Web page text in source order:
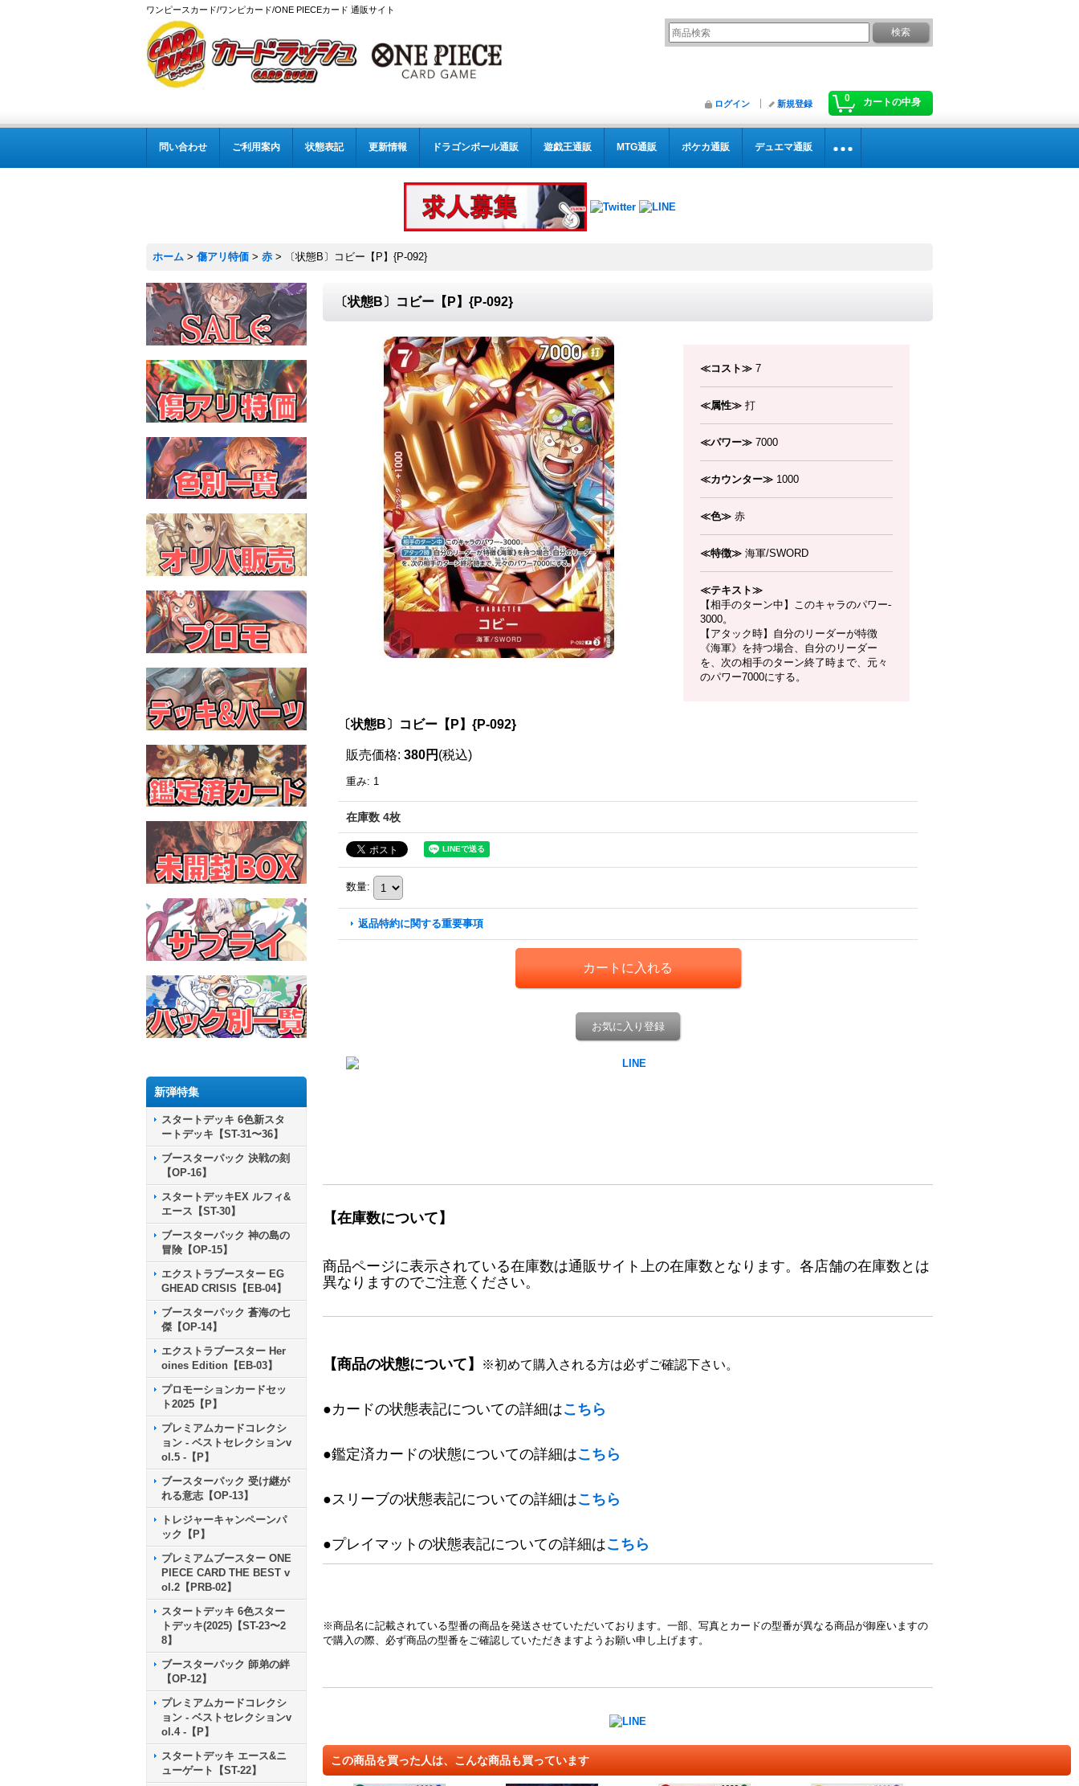
ワンピースカード/ワンピカード/ONE PIECEカード 通販サイト
0 カートの中身
ログイン 新規登録
問い合わせ ご利用案内 状態表記 更新情報 ドラゴンボール通販 遊戯王通販 MTG通販 ポケカ通販 デュエマ通販
ホーム > 傷アリ特価 > 赤 > 〔状態B〕コビー【P】{P-092}
新弾特集
スタートデッキ 6色新スタ
ートデッキ【ST-31〜36】
ブースターパック 決戦の刻
【OP-16】
スタートデッキEX ルフィ&
エース【ST-30】
ブースターパック 神の島の
冒険【OP-15】
エクストラブースター EG
GHEAD CRISIS【EB-04】
ブースターパック 蒼海の七
傑【OP-14】
エクストラブースター Her
oines Edition【EB-03】
プロモーションカードセッ
ト2025【P】
プレミアムカードコレクシ
ョン - ベストセレクションv
ol.5 -【P】
ブースターパック 受け継が
れる意志【OP-13】
トレジャーキャンペーンパ
ック【P】
プレミアムブースター ONE
PIECE CARD THE BEST v
ol.2【PRB-02】
スタートデッキ 6色スター
トデッキ(2025)【ST-23〜2
8】
ブースターパック 師弟の絆
【OP-12】
プレミアムカードコレクシ
ョン - ベストセレクションv
ol.4 -【P】
スタートデッキ エース&ニ
ューゲート【ST-22】
〔状態B〕コビー【P】{P-092}
≪コスト≫ 7
≪属性≫ 打
≪パワー≫ 7000
≪カウンター≫ 1000
≪色≫ 赤
≪特徴≫ 海軍/SWORD
≪テキスト≫
【相手のターン中】このキャラのパワー-
3000。
【アタック時】自分のリーダーが特徴
《海軍》を持つ場合、自分のリーダー
を、次の相手のターン終了時まで、元々
のパワー7000にする。
〔状態B〕コビー【P】{P-092}
販売価格: 380円 (税込)
重み: 1
在庫数 4枚
数量:
返品特約に関する重要事項
お気に入り登録
【在庫数について】
商品ページに表示されている在庫数は通販サイト上の在庫数となります。各店舗の在庫数とは
異なりますのでご注意ください。
【商品の状態について】 ※初めて購入される方は必ずご確認下さい。
●カードの状態表記についての詳細はこちら
●鑑定済カードの状態についての詳細はこちら
●スリーブの状態表記についての詳細はこちら
●プレイマットの状態表記についての詳細はこちら
※商品名に記載されている型番の商品を発送させていただいております。一部、写真とカードの型番が異なる商品が御座いますの
で購入の際、必ず商品の型番をご確認していただきますようお願い申し上げます。
この商品を買った人は、こんな商品も買っています